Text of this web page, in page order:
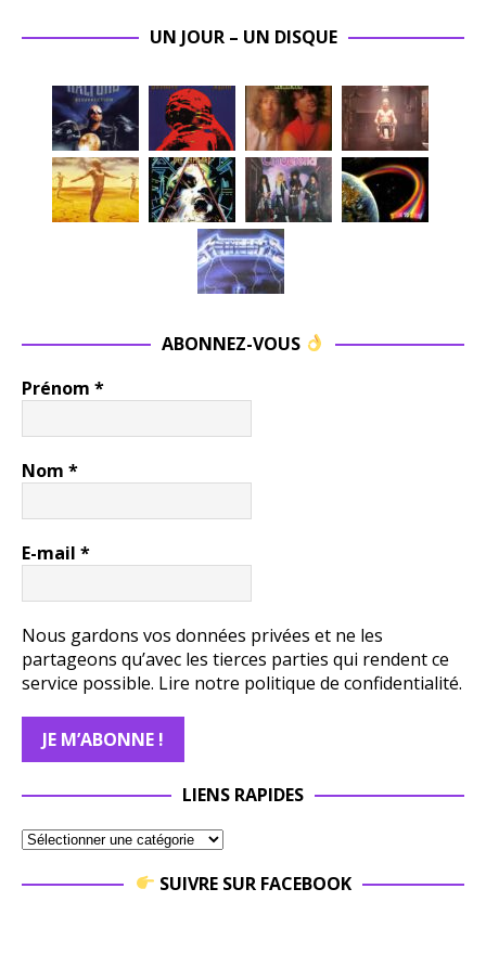
UN JOUR – UN DISQUE
ABONNEZ-VOUS
Prénom *
Nom *
E-mail *
Nous gardons vos données privées et ne les
partageons qu’avec les tierces parties qui rendent ce
service possible. Lire notre politique de confidentialité.
LIENS RAPIDES
SUIVRE SUR FACEBOOK